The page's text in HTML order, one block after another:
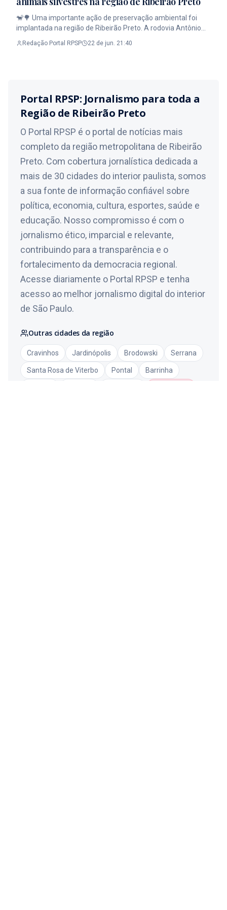
seguirá informando cada novo desdobramento das
investigações. Leia a Matéria Completa no Portal RPSP. Link
na Bio. #Jornalismo #RibeiraoPreto #PortalRPSP
🐒🌳 Uma importante ação de preservação ambiental foi
implantada na região de Ribeirão Preto. A rodovia Antônio
Machado Sant’Anna (SP-255), em Guatapará, recebeu a
primeira passagem aérea de fauna da região, estrutura
objetivo é facilitar o deslocamento de espécies arborícolas,
especialmente o macaco-prego, que está em risco de
extinção. Além dos macacos, a concessionária responsável
pela rodovia já registrou a presença de saguis, bugios, quatis
e gambás na região. O projeto também contará com
monitoramento por câmeras para acompanhar a utilização
da passagem pelos animais. A iniciativa reforça a
importância da conservação ambiental e da redução dos
impactos das rodovias sobre a fauna silvestre. Leia a Matéria
Completa no Portal RPSP Link na Bio. #Jornalismo
#RibeiraoPreto #PortalRPSP
Redação Portal RPSP 22 de jun. 21:40
Portal RPSP: Jornalismo para toda a
Região de Ribeirão Preto
O Portal RPSP é o portal de notícias mais
completo da região metropolitana de Ribeirão
Preto. Com cobertura jornalística dedicada a
mais de 30 cidades do interior paulista, somos
a sua fonte de informação confiável sobre
política, economia, cultura, esportes, saúde e
educação. Nosso compromisso é com o
jornalismo ético, imparcial e relevante,
contribuindo para a transparência e o
fortalecimento da democracia regional.
Acesse diariamente o Portal RPSP e tenha
acesso ao melhor jornalismo digital do interior
de São Paulo.
Outras cidades da região
Cravinhos Jardinópolis Brodowski Serrana
Santa Rosa de Viterbo Pontal Barrinha